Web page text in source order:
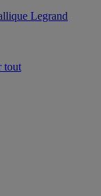
Legrand
tout